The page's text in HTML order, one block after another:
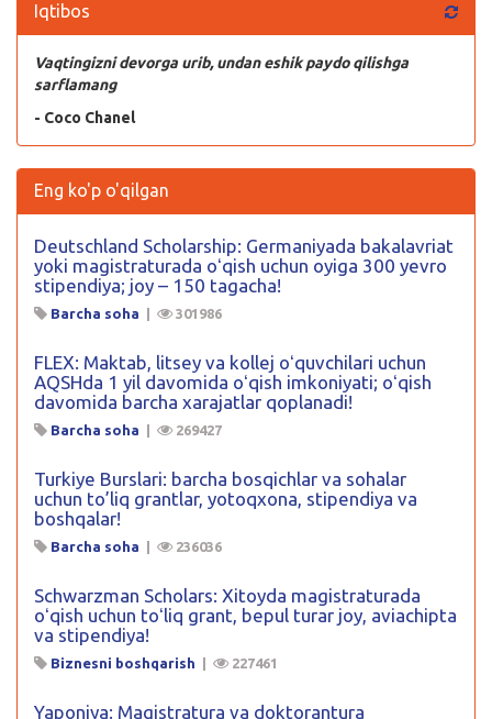
Iqtibos
Vaqtingizni devorga urib, undan eshik paydo qilishga
sarflamang
- Coco Chanel
Eng ko'p o'qilgan
Deutschland Scholarship: Germaniyada bakalavriat
yoki magistraturada oʻqish uchun oyiga 300 yevro
stipendiya; joy – 150 tagacha!
Barcha soha 301986
FLEX: Maktab, litsey va kollej oʻquvchilari uchun
AQSHda 1 yil davomida oʻqish imkoniyati; oʻqish
davomida barcha xarajatlar qoplanadi!
Barcha soha 269427
Turkiye Burslari: barcha bosqichlar va sohalar
uchun to’liq grantlar, yotoqxona, stipendiya va
boshqalar!
Barcha soha 236036
Schwarzman Scholars: Xitoyda magistraturada
oʻqish uchun toʻliq grant, bepul turar joy, aviachipta
va stipendiya!
Biznesni boshqarish 227461
Yaponiya: Magistratura va doktorantura